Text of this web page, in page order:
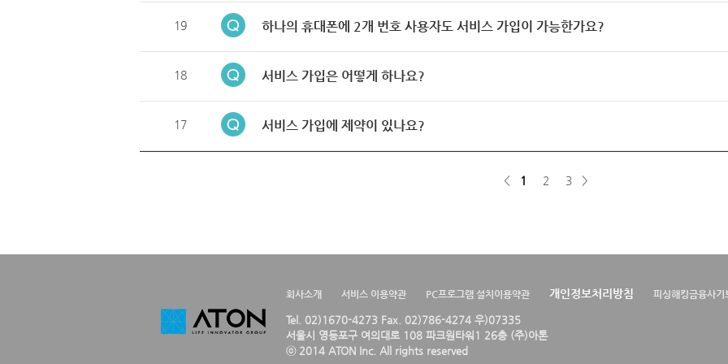
19 하나의 휴대폰에 2개 번호 사용자도 서비스 가입이 가능한가요?
18 서비스 가입은 어떻게 하나요?
17 서비스 가입에 제약이 있나요?
< 1 2 3 >
회사소개 서비스 이용약관 PC프로그램 설치이용약관 개인정보처리방침 피싱해킹금융사기
Tel. 02)1670-4273 Fax. 02)786-4274 우)07335
서울시 영등포구 여의대로 108 파크원타워1 26층 (주)아톤
ⓒ 2014 ATON Inc. All rights reserved